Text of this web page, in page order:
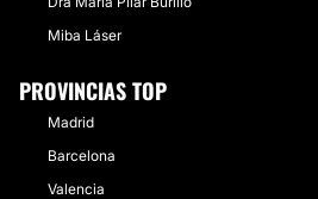
Miba Láser
PROVINCIAS TOP
Madrid
Barcelona
Valencia